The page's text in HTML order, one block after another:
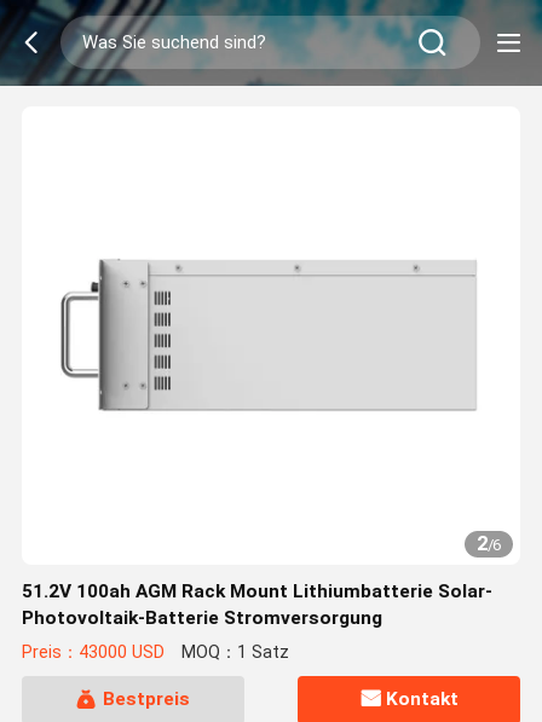
2/6
51.2V 100ah AGM Rack Mount Lithiumbatterie Solar-
Photovoltaik-Batterie Stromversorgung
Preis：43000 USD MOQ：1 Satz
Bestpreis Kontakt